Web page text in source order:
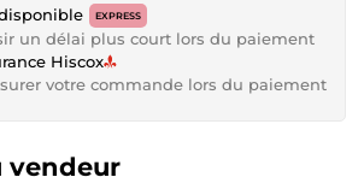
EXPRESS
un délai plus court lors du paiement
Hiscox
votre commande lors du paiement
vendeur